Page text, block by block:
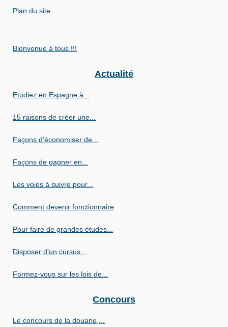
Plan du site
Bienvenue à tous !!!
Actualité
Etudiez en Espagne à...
15 raisons de créer une...
Façons d'économiser de...
Façons de gagner en...
Les voies à suivre pour...
Comment devenir fonctionnaire
Pour faire de grandes études...
Disposer d’un cursus...
Formez-vous sur les lois de...
Concours
Le concours de la douane,...